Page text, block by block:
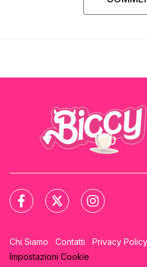
Chi Siamo Contatti Privacy Policy
Impostazioni Cookie